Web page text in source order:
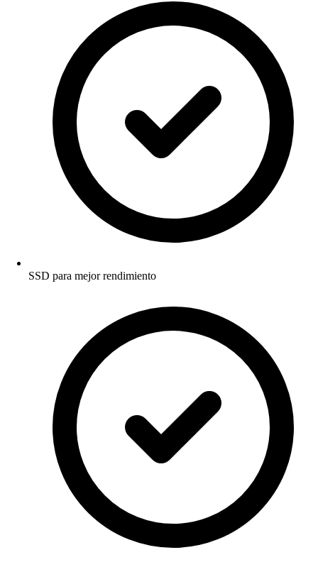
SSD para mejor rendimiento